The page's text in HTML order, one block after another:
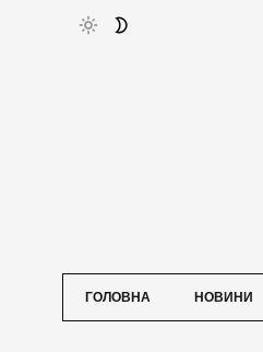
ГОЛОВНА НОВИНИ